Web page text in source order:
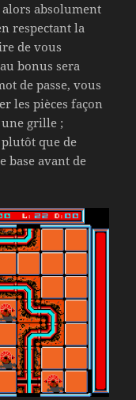
absolument
respectant la
de vous
bonus sera
de passe, vous
les pièces façon
grille ;
que de
base avant de